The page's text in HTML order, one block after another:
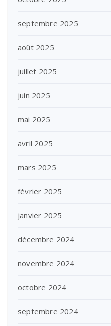
septembre 2025
août 2025
juillet 2025
juin 2025
mai 2025
avril 2025
mars 2025
février 2025
janvier 2025
décembre 2024
novembre 2024
octobre 2024
septembre 2024